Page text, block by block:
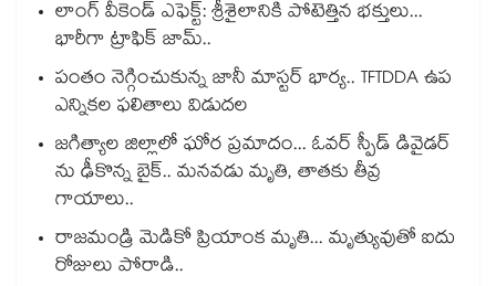
లాంగ్ వీకెండ్ ఎఫెక్ట్: శ్రీశైలానికి పోటెత్తిన భక్తులు...
భారీగా ట్రాఫిక్ జామ్..
పంతం నెగ్గించుకున్న జానీ మాస్టర్ భార్య.. TFTDDA ఉప
ఎన్నికల ఫలితాలు విడుదల
జగిత్యాల జిల్లాలో ఘోర ప్రమాదం... ఓవర్ స్పీడ్ డివైడర్
ను ఢీకొన్న బైక్.. మనవడు మృతి, తాతకు తీవ్ర
గాయాలు..
రాజమండ్రి మెడికో ప్రియాంక మృతి... మృత్యువుతో ఐదు
రోజులు పోరాడి..